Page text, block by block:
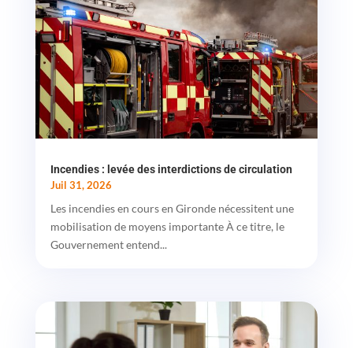
Incendies : levée des interdictions de circulation
Juil 31, 2026
Les incendies en cours en Gironde nécessitent une
mobilisation de moyens importante À ce titre, le
Gouvernement entend...